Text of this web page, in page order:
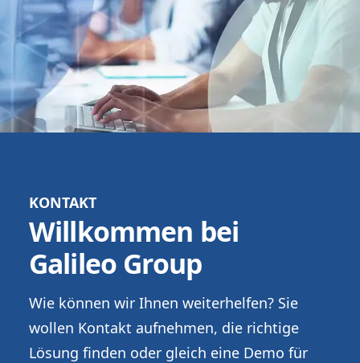
KONTAKT
Willkommen bei
Galileo Group
Wie können wir Ihnen weiterhelfen? Sie
wollen Kontakt aufnehmen, die richtige
Lösung finden oder gleich eine Demo für